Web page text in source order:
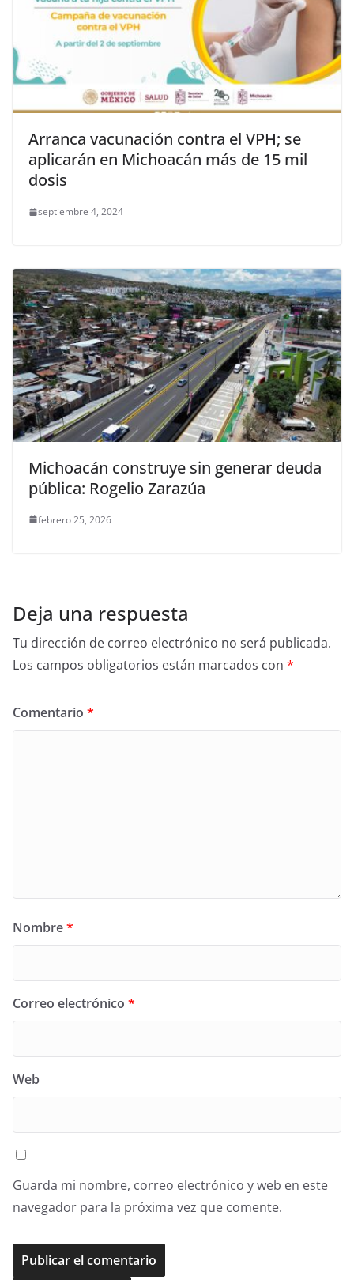
Arranca vacunación contra el VPH; se
aplicarán en Michoacán más de 15 mil
dosis
septiembre 4, 2024
Michoacán construye sin generar deuda
pública: Rogelio Zarazúa
febrero 25, 2026
Deja una respuesta
Tu dirección de correo electrónico no será publicada.
Los campos obligatorios están marcados con *
Comentario *
Nombre*
Correo electrónico *
Web
Guarda mi nombre, correo electrónico y web en este
navegador para la próxima vez que comente.